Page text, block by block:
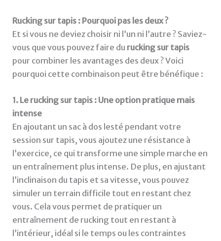
Rucking sur tapis : Pourquoi pas les deux ?
Et si vous ne deviez choisir ni l’un ni l’autre ? Saviez-
vous que vous pouvez faire du rucking sur tapis
pour combiner les avantages des deux ? Voici
pourquoi cette combinaison peut être bénéfique :
1. Le rucking sur tapis : Une option pratique mais
intense
En ajoutant un sac à dos lesté pendant votre
session sur tapis, vous ajoutez une résistance à
l’exercice, ce qui transforme une simple marche en
un entraînement plus intense. De plus, en ajustant
l’inclinaison du tapis et sa vitesse, vous pouvez
simuler un terrain difficile tout en restant chez
vous. Cela vous permet de pratiquer un
entraînement de rucking tout en restant à
l’intérieur, idéal si le temps ou les contraintes